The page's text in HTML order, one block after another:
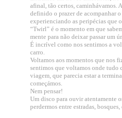
afinal, tão certos, caminhávamos.
definido o prazer de acompanhar
experienciando as peripécias que
“Twirl” é o momento em que
mente para não deixar passar um
É incrível como nos sentimos a
carro.
Voltamos aos momentos que nos
sentimos que voltamos onde tudo
viagem, que parecia estar a
começámos.
Nem pensar!
Um disco para ouvir atentamente
perdermos entre estradas,